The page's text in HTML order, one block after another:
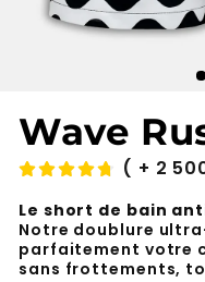
Wave
( + 2
Le short de bain
Notre doublure
parfaitement votre
sans frottements,